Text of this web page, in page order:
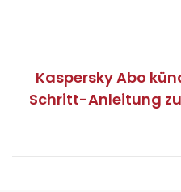
Kaspersky Abo
Schritt-Anleitung